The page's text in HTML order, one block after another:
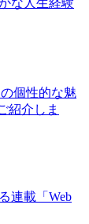
な人生経験
個性的な魅
紹介しま
連載「Web